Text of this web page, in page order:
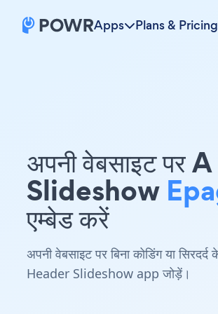
Apps Plans & Pricing
अपनी वेबसाइट पर
Slideshow
एम्बेड करें
अपनी वेबसाइट पर बिना कोडिंग या
Header Slideshow app जोड़ें।